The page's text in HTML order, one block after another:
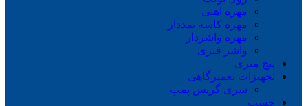
مهره آهنی
مهره کاسه نمددار
مهره واشردار
واشر فنری
پیچ متری
تجهیزات تعمیرگاهی
سری گریس پمپ
چسب